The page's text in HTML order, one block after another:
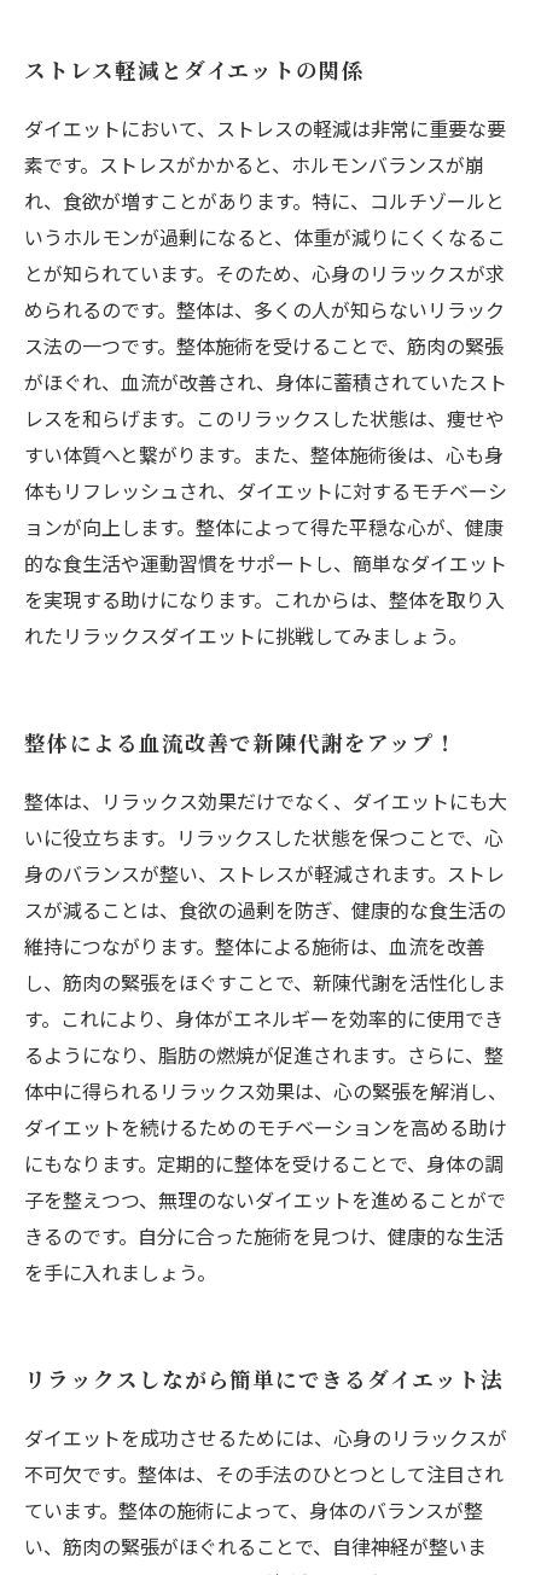
ストレス軽減とダイエットの関係
ダイエットにおいて、ストレスの軽減は非常に重要な要
素です。ストレスがかかると、ホルモンバランスが崩
れ、食欲が増すことがあります。特に、コルチゾールと
いうホルモンが過剰になると、体重が減りにくくなるこ
とが知られています。そのため、心身のリラックスが求
められるのです。整体は、多くの人が知らないリラック
ス法の一つです。整体施術を受けることで、筋肉の緊張
がほぐれ、血流が改善され、身体に蓄積されていたスト
レスを和らげます。このリラックスした状態は、痩せや
すい体質へと繋がります。また、整体施術後は、心も身
体もリフレッシュされ、ダイエットに対するモチベーシ
ョンが向上します。整体によって得た平穏な心が、健康
的な食生活や運動習慣をサポートし、簡単なダイエット
を実現する助けになります。これからは、整体を取り入
れたリラックスダイエットに挑戦してみましょう。
整体による血流改善で新陳代謝をアップ！
整体は、リラックス効果だけでなく、ダイエットにも大
いに役立ちます。リラックスした状態を保つことで、心
身のバランスが整い、ストレスが軽減されます。ストレ
スが減ることは、食欲の過剰を防ぎ、健康的な食生活の
維持につながります。整体による施術は、血流を改善
し、筋肉の緊張をほぐすことで、新陳代謝を活性化しま
す。これにより、身体がエネルギーを効率的に使用でき
るようになり、脂肪の燃焼が促進されます。さらに、整
体中に得られるリラックス効果は、心の緊張を解消し、
ダイエットを続けるためのモチベーションを高める助け
にもなります。定期的に整体を受けることで、身体の調
子を整えつつ、無理のないダイエットを進めることがで
きるのです。自分に合った施術を見つけ、健康的な生活
を手に入れましょう。
リラックスしながら簡単にできるダイエット法
ダイエットを成功させるためには、心身のリラックスが
不可欠です。整体は、その手法のひとつとして注目され
ています。整体の施術によって、身体のバランスが整
い、筋肉の緊張がほぐれることで、自律神経が整いま